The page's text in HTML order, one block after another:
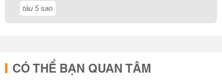
tàu 5 sao
CÓ THỂ BẠN QUAN TÂM